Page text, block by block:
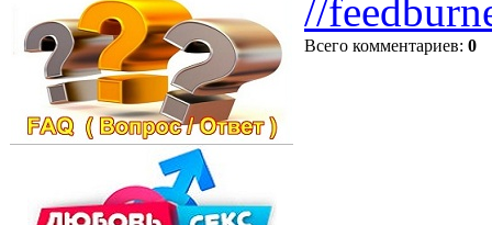
//
Всего комментариев: 0